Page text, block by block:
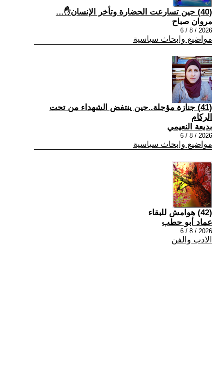
(40) حين تسارعت الحضارة وتأخر الإنسان✋…
مروان صباح
2026 / 8 / 6
مواضيع وابحاث سياسية
(41) جنازة مؤجلة..حين ينتفض الشهداء من تحت
الركام
بديعة النعيمي
2026 / 8 / 6
مواضيع وابحاث سياسية
(42) هوامش للبقاء
عماد أبو حطب
2026 / 8 / 6
الادب والفن